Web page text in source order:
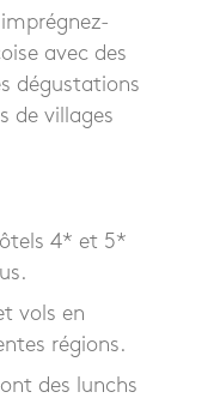
imprégnez-
avec des
dégustations
de villages
4* et 5*
vols en
régions.
des lunchs